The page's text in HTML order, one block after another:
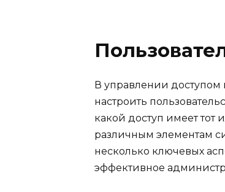
В управлении
настроить
какой доступ имеет тот
различным элементам
несколько ключевых
эффективное